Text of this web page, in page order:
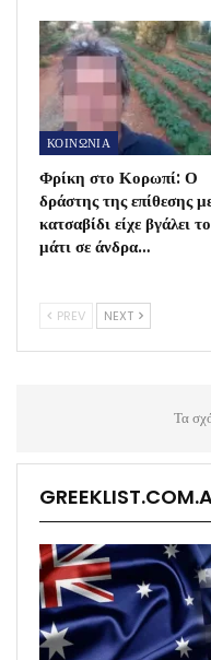
ΚΟΙΝΩΝΙΑ
Φρίκη στο Κορωπί: Ο
δράστης της επίθεσης
κατσαβίδι είχε βγάλει το
μάτι σε άνδρα…
PREV NEXT
Τα